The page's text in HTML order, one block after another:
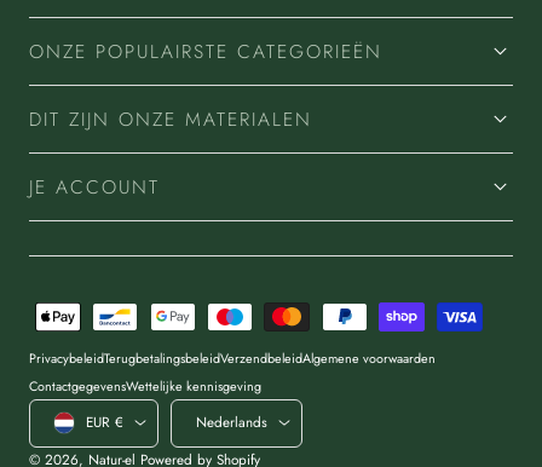
ONZE POPULAIRSTE CATEGORIEËN
DIT ZIJN ONZE MATERIALEN
JE ACCOUNT
Land/regio
EUR €
Taal
Nederlands
© 2026, Natur-el Powered by Shopify
Betaalmethoden
PrivacybeleidTerugbetalingsbeleidVerzendbeleidAlgemene voorwaarden
ContactgegevensWettelijke kennisgeving